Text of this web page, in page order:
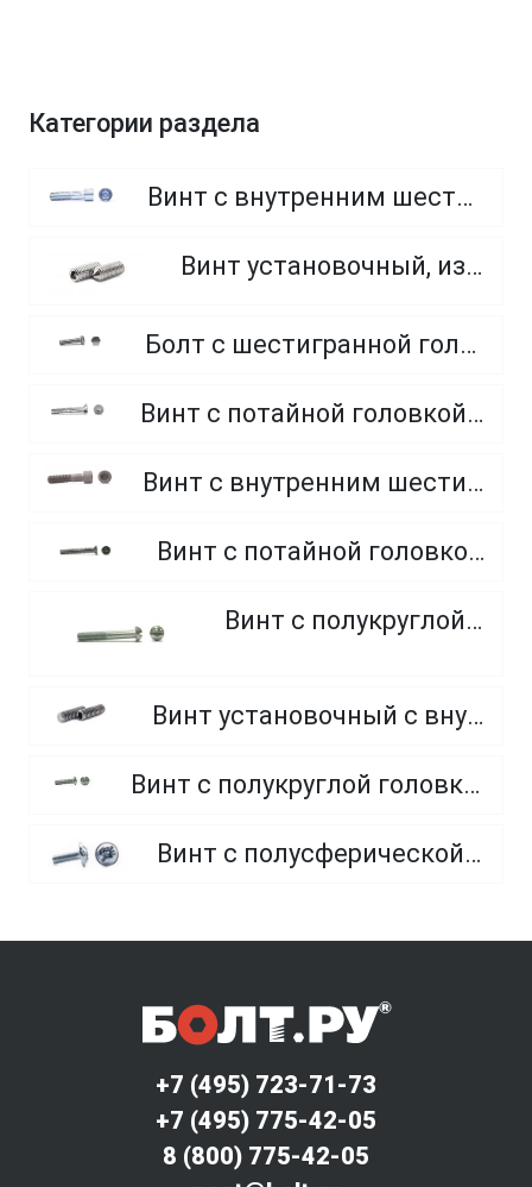
Категории раздела
Винт с внутренним шестигранником, неполная резьба, класс прочности 8.8
Винт установочный, из нержавеющей стали A2
Болт с шестигранной головкой, полная резьба, из нержавеющей стали A2 и A4
Винт с потайной головкой и внутренним шестигранником, класс прочности 8.8 и 10.9
Винт с внутренним шестигранником, неполная резьба, класс прочности 10.9 и 12.9
Винт с потайной головкой, оцинкованный, крестообразный шлиц
Винт с полукруглой головкой
Винт установочный с внутренним шестигранником и плоским концом
Винт с полукруглой головкой и внутренним шестигранником оцинкованный класс прочности 8.8 и 10.9
Винт с полусферической головкой и прессшайбой, полная резьба
+7 (495) 723-71-73
+7 (495) 775-42-05
8 (800) 775-42-05